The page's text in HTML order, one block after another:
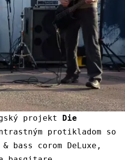
projekt
Die
protikladom
so
& bass corom DeLuxe ,